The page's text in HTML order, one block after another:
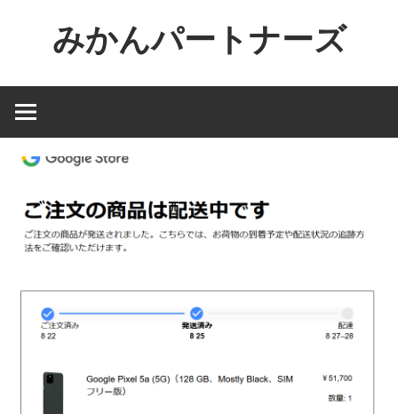
ン
へ
みかんパートナーズ
ー
ジ
ャ
ル
で
役